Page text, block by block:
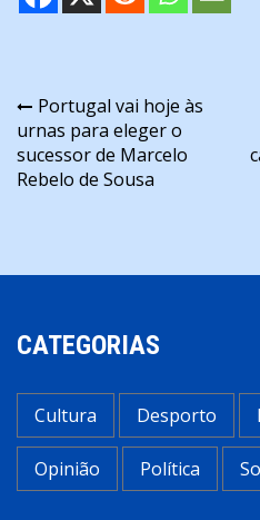
Navegação
de
artigos
Portugal vai hoje às
urnas para eleger o
sucessor de Marcelo
Rebelo de Sousa
CATEGORIAS
Cultura Desporto
Opinião Política